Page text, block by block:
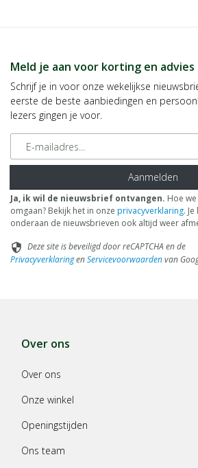
Meld je aan voor korting en advies
Schrijf je in voor onze wekelijkse
eerste de beste aanbiedingen en
lezers gingen je voor.
E-mailadres
Aanmelden
Ja, ik wil de nieuwsbrief ontvangen. Hoe
omgaan? Bekijk het in onze privacyverklaring.
onderaan de nieuwsbrieven ook altijd weer
security Deze site is beveiligd door reCAPTCHA en de
PrivacyverklaringenServicevoorwaardenvan
Over ons
Over ons
Onze winkel
Openingstijden
Ons team